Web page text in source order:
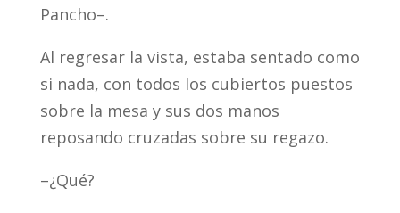
Pancho–.
Al regresar la vista, estaba sentado como
si nada, con todos los cubiertos puestos
sobre la mesa y sus dos manos
reposando cruzadas sobre su regazo.
–¿Qué?